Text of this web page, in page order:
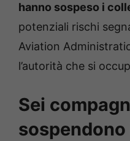
hanno sospeso i
potenziali rischi
Aviation
l’autorità che si
Sei
sospendono